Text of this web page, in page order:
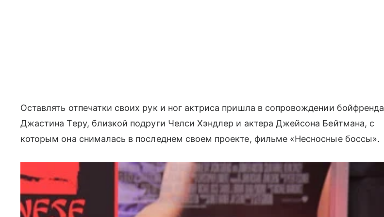
Оставлять отпечатки своих рук и ног актриса пришла в сопровождении бойфренда
Джастина Теру, близкой подруги Челси Хэндлер и актера Джейсона Бейтмана, с
которым она снималась в последнем своем проекте, фильме «Несносные боссы».